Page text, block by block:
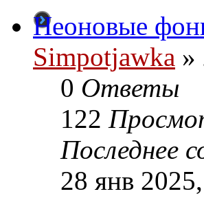
Неоновые
Simpotjawka »
0 Ответы
122
Последнее
28 янв